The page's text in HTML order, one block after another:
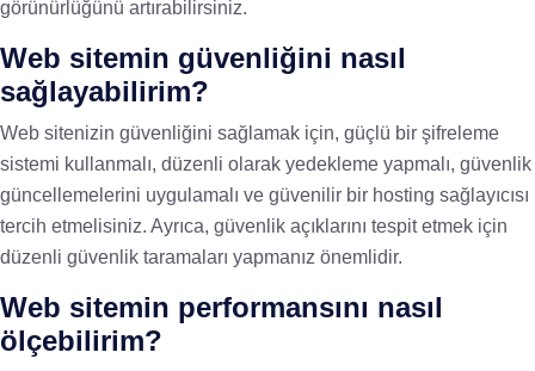
görünürlüğünü artırabilirsiniz.
Web sitemin güvenliğini nasıl
sağlayabilirim?
Web sitenizin güvenliğini sağlamak için, güçlü bir şifreleme
sistemi kullanmalı, düzenli olarak yedekleme yapmalı, güvenlik
güncellemelerini uygulamalı ve güvenilir bir hosting sağlayıcısı
tercih etmelisiniz. Ayrıca, güvenlik açıklarını tespit etmek için
düzenli güvenlik taramaları yapmanız önemlidir.
Web sitemin performansını nasıl
ölçebilirim?